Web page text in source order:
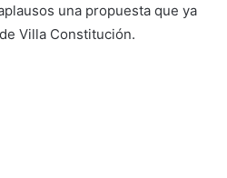
una propuesta que ya
Villa Constitución.